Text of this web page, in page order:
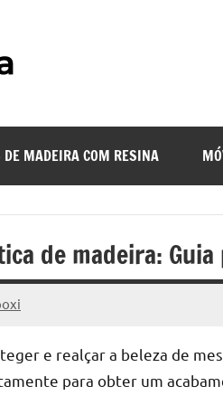
Resinada
–
Como
Fazer
uma
Mesa
resinadas,
a
elegância
se
encontra
MADEIRA COM RESINA
de madeira: Guia
e realçar a beleza de
para obter um